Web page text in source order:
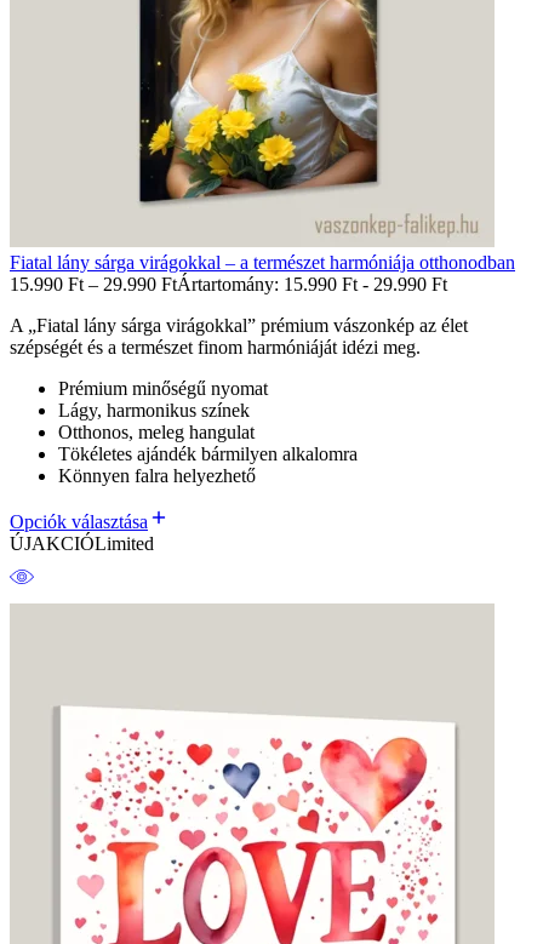
Fiatal lány sárga virágokkal – a természet harmóniája otthonodban
15.990 Ft – 29.990 FtÁrtartomány: 15.990 Ft - 29.990 Ft
A „Fiatal lány sárga virágokkal” prémium vászonkép az élet
szépségét és a természet finom harmóniáját idézi meg.
Prémium minőségű nyomat
Lágy, harmonikus színek
Otthonos, meleg hangulat
Tökéletes ajándék bármilyen alkalomra
Könnyen falra helyezhető
Opciók választása
ÚJAKCIÓLimited